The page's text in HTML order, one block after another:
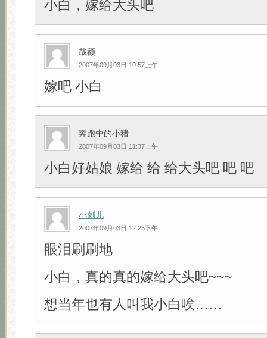
小白，嫁给大头吧
哉额
2007年09月03日 10:57上午
嫁吧 小白
奔跑中的小猪
2007年09月03日 11:37上午
小白好姑娘 嫁给 给 给大头吧 吧 吧
小刺儿
2007年09月03日 12:25下午
眼泪刷刷地
小白，真的真的嫁给大头吧~~~
想当年也有人叫我小白唉……